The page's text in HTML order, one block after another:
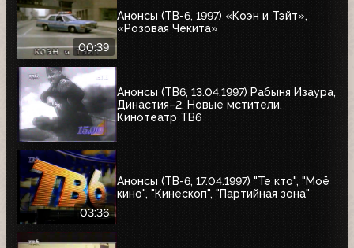
00:39
Анонсы (ТВ-6, 1997) «Коэн и Тэйт»,
«Розовая Чекита»
Анонсы (ТВ6, 13.04.1997) Рабыня Изаура,
Династия–2, Новые мстители,
Кинотеатр ТВ6
03:36
Анонсы (ТВ-6, 17.04.1997) "Те кто", "Моё
кино", "Кинескоп", "Партийная зона"